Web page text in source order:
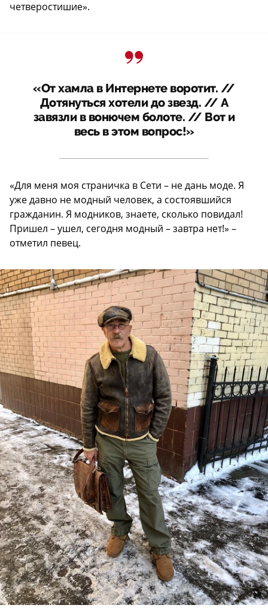
четверостишие».
«От хамла в Интернете воротит. //
Дотянуться хотели до звезд. // А
завязли в вонючем болоте. // Вот и
весь в этом вопрос!»
«Для меня моя страничка в Сети – не дань моде. Я
уже давно не модный человек, а состоявшийся
гражданин. Я модников, знаете, сколько повидал!
Пришел – ушел, сегодня модный – завтра нет!» –
отметил певец.